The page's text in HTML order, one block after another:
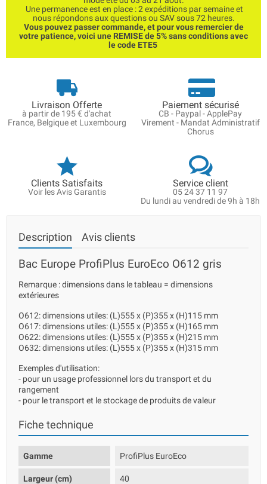
Une permanence est en place : 2 expéditions par semaine et
nous répondons aux questions ou SAV sous 72 heures.
Vous pouvez passer commande, et pour vous remercier de
votre patience, voici une REMISE de 5% sans conditions avec
le code ETE5
Livraison Offerte
à partir de 195 € d'achat
France, Belgique et Luxembourg
Paiement sécurisé
CB - Paypal - ApplePay
Virement - Mandat Administratif
Chorus
Clients Satisfaits
Voir les Avis Garantis
Service client
05 24 37 11 97
Du lundi au vendredi de 9h à 18h
Description Avis clients
Bac Europe ProfiPlus EuroEco O612 gris
Remarque : dimensions dans le tableau = dimensions
extérieures
O612: dimensions utiles: (L)555 x (P)355 x (H)115 mm
O617: dimensions utiles: (L)555 x (P)355 x (H)165 mm
O622: dimensions utiles: (L)555 x (P)355 x (H)215 mm
O632: dimensions utiles: (L)555 x (P)355 x (H)315 mm
Exemples d'utilisation:
- pour un usage professionnel lors du transport et du
rangement
- pour le transport et le stockage de produits de valeur
Fiche technique
Gamme ProfiPlus EuroEco
Largeur (cm) 40